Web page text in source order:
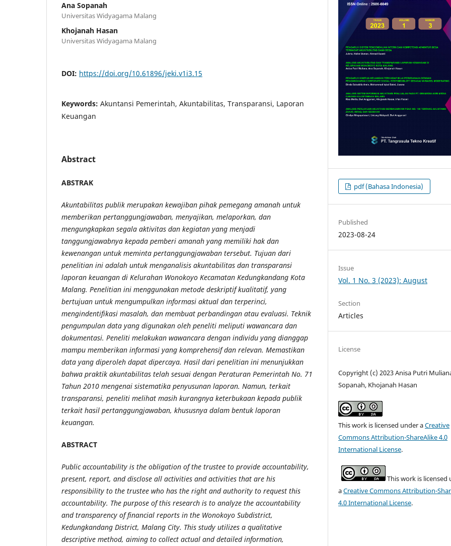
Ana Sopanah
Universitas Widyagama Malang
Khojanah Hasan
Universitas Widyagama Malang
DOI: https://doi.org/10.61896/jeki.v1i3.15
Keywords: Akuntansi Pemerintah, Akuntabilitas, Transparansi, Laporan
Keuangan
Abstract
ABSTRAK
Akuntabilitas publik merupakan kewajiban pihak pemegang amanah untuk
memberikan pertanggungjawaban, menyajikan, melaporkan, dan
mengungkapkan segala aktivitas dan kegiatan yang menjadi
tanggungjawabnya kepada pemberi amanah yang memiliki hak dan
kewenangan untuk meminta pertanggungjawaban tersebut. Tujuan dari
penelitian ini adalah untuk menganalisis akuntabilitas dan transparansi
laporan keuangan di Kelurahan Wonokoyo Kecamatan Kedungkandang Kota
Malang. Penelitian ini menggunakan metode deskriptif kualitatif, yang
bertujuan untuk mengumpulkan informasi aktual dan terperinci,
mengindentifikasi masalah, dan membuat perbandingan atau evaluasi. Teknik
pengumpulan data yang digunakan oleh peneliti meliputi wawancara dan
dokumentasi. Peneliti melakukan wawancara dengan individu yang dianggap
mampu memberikan informasi yang komprehensif dan relevan. Memastikan
data yang diperoleh dapat dipercaya. Hasil dari penelitian ini menunjukkan
bahwa praktik akuntabilitas telah sesuai dengan Peraturan Pemerintah No. 71
Tahun 2010 mengenai sistematika penyusunan laporan. Namun, terkait
transparansi, peneliti melihat masih kurangnya keterbukaan kepada publik
terkait hasil pertanggungjawaban, khususnya dalam bentuk laporan
keuangan.
ABSTRACT
Public accountability is the obligation of the trustee to provide accountability,
present, report, and disclose all activities and activities that are his
responsibility to the trustee who has the right and authority to request this
accountability. The purpose of this research is to analyze the accountability
and transparency of financial reports in the Wonokoyo Subdistrict,
Kedungkandang District, Malang City. This study utilizes a qualitative
descriptive method, aiming to collect actual and detailed information,
pdf (Bahasa Indonesia)
Published
2023-08-24
Issue
Vol. 1 No. 3 (2023): August
Section
Articles
License
Copyright (c) 2023 Anisa Putri
Sopanah, Khojanah Hasan
This work is licensed under aCreative
Commons Attribution-ShareAlike 4.0
International License.
This work is licensed
aCreative Commons Attribution-
4.0 International License.